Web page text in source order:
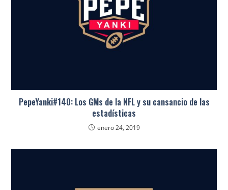
PepeYanki#140: Los GMs de la NFL y su cansancio de las
estadísticas
enero 24, 2019